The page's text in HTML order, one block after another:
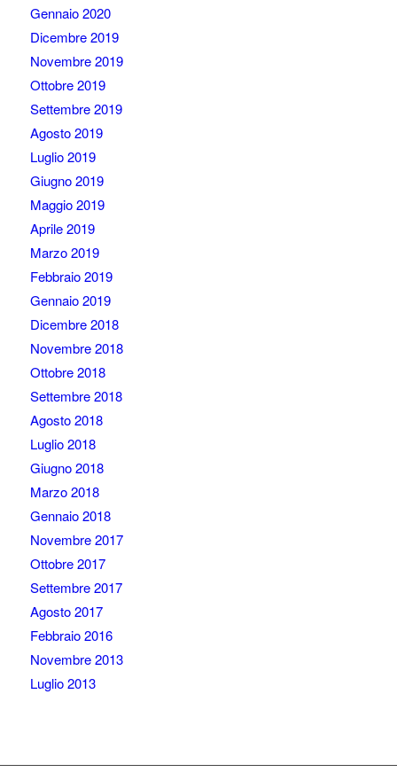
Gennaio 2020
Dicembre 2019
Novembre 2019
Ottobre 2019
Settembre 2019
Agosto 2019
Luglio 2019
Giugno 2019
Maggio 2019
Aprile 2019
Marzo 2019
Febbraio 2019
Gennaio 2019
Dicembre 2018
Novembre 2018
Ottobre 2018
Settembre 2018
Agosto 2018
Luglio 2018
Giugno 2018
Marzo 2018
Gennaio 2018
Novembre 2017
Ottobre 2017
Settembre 2017
Agosto 2017
Febbraio 2016
Novembre 2013
Luglio 2013